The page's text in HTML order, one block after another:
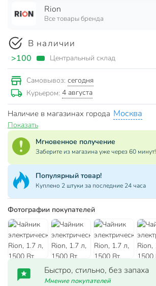
Rion
Все товары бренда
В наличии
>100 Центральный склад
Самовывоз: сегодня
Курьером: 4 августа
Наличие в магазинах города Москва
Показать
Мгновенное получение
Заберите из магазина уже через 60 минут!
Популярный товар!
Куплено 2 штуки за последние 24 часа
Фотографии покупателей
Быстро, стильно, без запаха
Мнение покупателей